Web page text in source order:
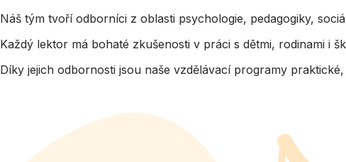
Náš tým tvoří odborníci z oblasti psychologie, pedagogiky,
Každý lektor má bohaté zkušenosti v práci s dětmi, rodinami i
Díky jejich odbornosti jsou naše vzdělávací programy